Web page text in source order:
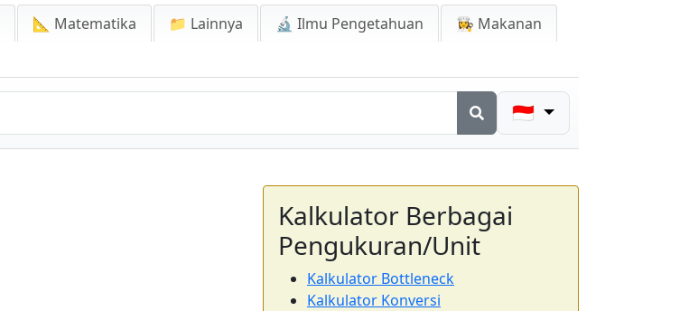
📐 Matematika 📁 Lainnya 🔬 Ilmu Pengetahuan
👩‍🍳 Makanan
🇮🇩
Kalkulator Berbagai
Pengukuran/Unit
Kalkulator Bottleneck
Kalkulator Konversi